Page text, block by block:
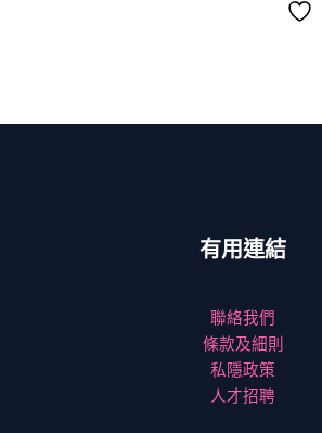
有用連結
聯絡我們
條款及細則
私隱政策
人才招聘